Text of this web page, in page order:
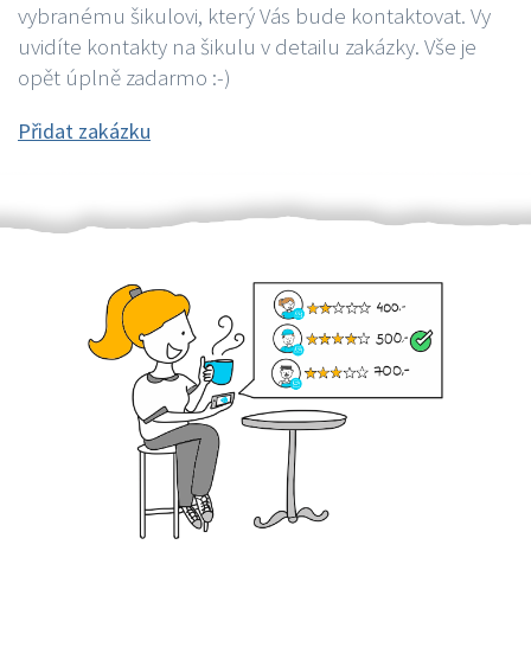
vybranému šikulovi, který Vás bude kontaktovat. Vy
uvidíte kontakty na šikulu v detailu zakázky. Vše je
opět úplně zadarmo :-)
Přidat zakázku